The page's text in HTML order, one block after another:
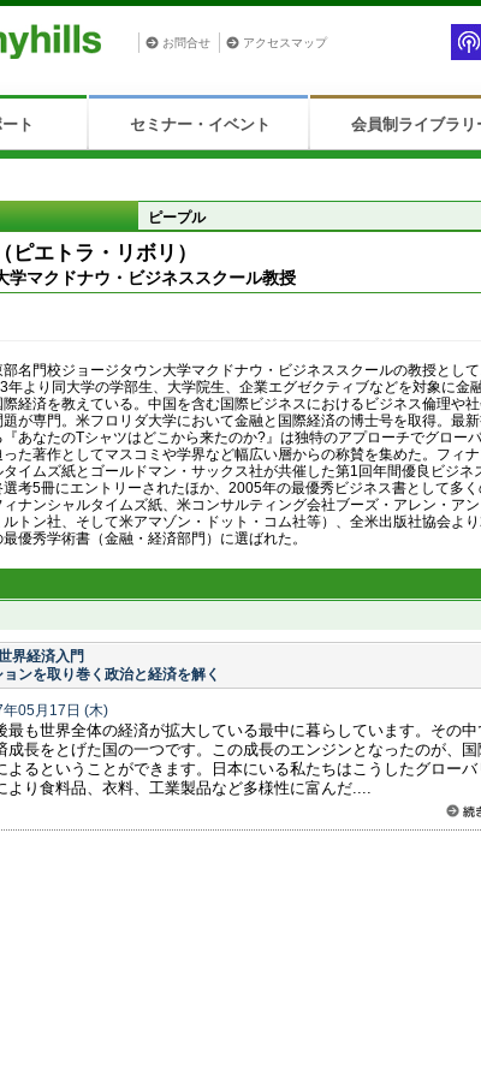
お問合せ アクセスマップ
ト セミナー・イベント 会員制ライブラリ
ピープル
エトラ・リボリ）
学マクドナウ・ビジネススクール教授
部名門校ジョージタウン大学マクドナウ・ビジネススクールの教授として
年より同大学の学部生、大学院生、企業エグゼクティブなどを対象に金
際経済を教えている。中国を含む国際ビジネスにおけるビジネス倫理や
題が専門。米フロリダ大学において金融と国際経済の博士号を取得。最
『あなたのTシャツはどこから来たのか?』は独特のアプローチでグロー
った著作としてマスコミや学界など幅広い層からの称賛を集めた。フィ
タイムズ紙とゴールドマン・サックス社が共催した第1回年間優良ビジネ
選考5冊にエントリーされたほか、2005年の最優秀ビジネス書として多く
ィナンシャルタイムズ紙、米コンサルティング会社ブーズ・アレン・アン
ルトン社、そして米アマゾン・ドット・コム社等）、全米出版社協会よ
最優秀学術書（金融・経済部門）に選ばれた。
界経済入門
ンを取り巻く政治と経済を解く
05月17日 (木)
最も世界全体の経済が拡大している最中に暮らしています。その中
成長をとげた国の一つです。この成長のエンジンとなったのが、国
よるということができます。日本にいる私たちはこうしたグローバ
より食料品、衣料、工業製品など多様性に富んだ....